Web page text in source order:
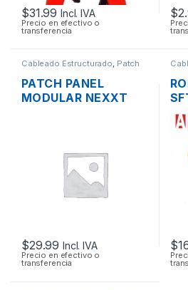
$31.99 Incl. IVA
Precio en efectivo o
transferencia
$
Cableado Estructurado Patch
PATCH PANEL
MODULAR NEXXT
$29.99 Incl. IVA
Precio en efectivo o
transferencia
$